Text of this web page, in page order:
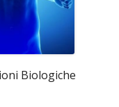
Biologiche